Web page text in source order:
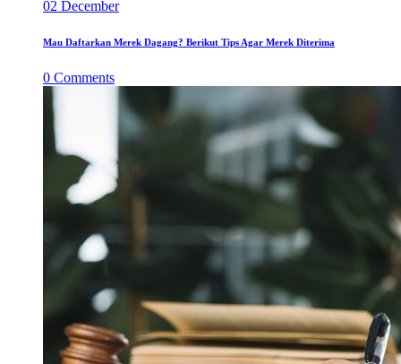
02 December
Mau Daftarkan Merek Dagang? Berikut Tips Agar Merek Diterima
0 Comments